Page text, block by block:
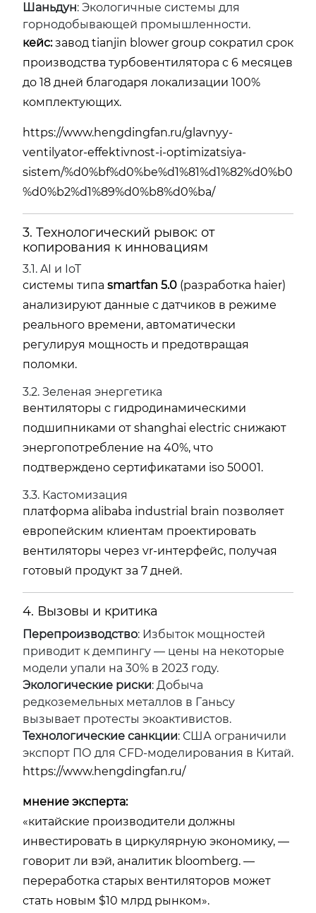
Шаньдун: Экологичные системы для
горнодобывающей промышленности.
кейс:завод tianjin blower group сократил срок
производства турбовентилятора с 6 месяцев
до 18 дней благодаря локализации 100%
комплектующих.
https://www.hengdingfan.ru/glavnyy-
ventilyator-effektivnost-i-optimizatsiya-
sistem/%d0%bf%d0%be%d1%81%d1%82%d0%b0
%d0%b2%d1%89%d0%b8%d0%ba/
3. Технологический рывок: от
копирования к инновациям
3.1. AI и IoT
системы типа smartfan 5.0 (разработка haier)
анализируют данные с датчиков в режиме
реального времени, автоматически
регулируя мощность и предотвращая
поломки.
3.2. Зеленая энергетика
вентиляторы с гидродинамическими
подшипниками от shanghai electric снижают
энергопотребление на 40%, что
подтверждено сертификатами iso 50001.
3.3. Кастомизация
платформа alibaba industrial brain позволяет
европейским клиентам проектировать
вентиляторы через vr-интерфейс, получая
готовый продукт за 7 дней.
4. Вызовы и критика
Перепроизводство: Избыток мощностей
приводит к демпингу — цены на некоторые
модели упали на 30% в 2023 году.
Экологические риски: Добыча
редкоземельных металлов в Ганьсу
вызывает протесты экоактивистов.
Технологические санкции: США ограничили
экспорт ПО для CFD-моделирования в Китай.
https://www.hengdingfan.ru/
мнение эксперта:
«китайские производители должны
инвестировать в циркулярную экономику, —
говорит ли вэй, аналитик bloomberg. —
переработка старых вентиляторов может
стать новым $10 млрд рынком».